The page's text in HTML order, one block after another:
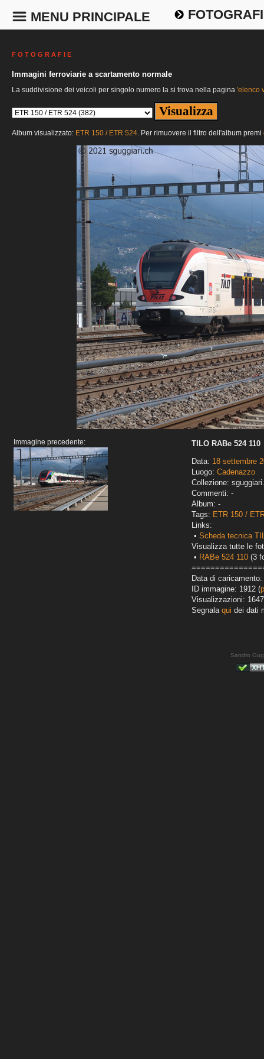
MENU PRINCIPALE
F O T O G R A F I E
Immagini ferroviarie a scartamento normale
La suddivisione dei veicoli per singolo numero la si trova nella pagina 'elenco
Album visualizzato: ETR 150 / ETR 524. Per rimuovere il filtro dell'album premi
Immagine precedente:
TILO RABe 524 110
Data: 18 settembre
Luogo: Cadenazzo
Collezione:
Commenti: -
Album: -
Tags: ETR 150 /
Links:
• Scheda tecnica
Visualizza tutte le
• RABe 524 110 (3
Data di
ID immagine: 1912 (
Visualizzazioni: 1647
Segnala qui dei dati
Sandro